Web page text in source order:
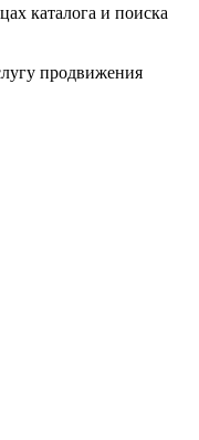
каталога и поиска
продвижения